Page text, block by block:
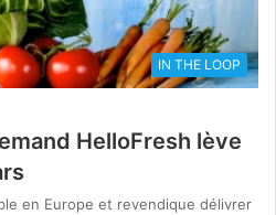
IN THE LOOP
HelloFresh lève
en Europe et revendique délivrer